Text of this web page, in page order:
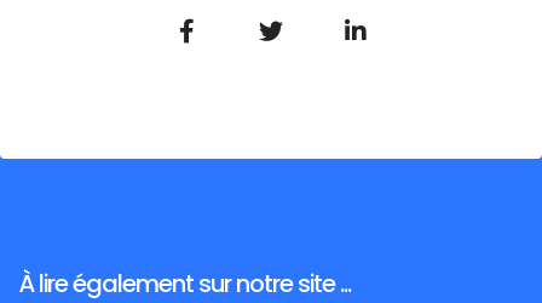
À lire également sur notre site ...